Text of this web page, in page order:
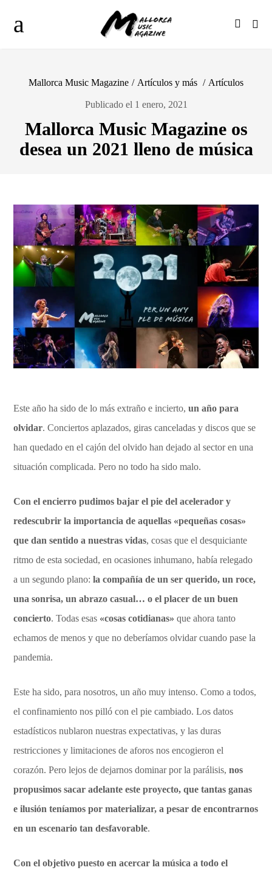
Mallorca Music Magazine / Artículos y más / Artículos
Publicado el 1 enero, 2021
Mallorca Music Magazine os
desea un 2021 lleno de música
Este año ha sido de lo más extraño e incierto, un año para
olvidar. Conciertos aplazados, giras canceladas y discos que se
han quedado en el cajón del olvido han dejado al sector en una
situación complicada. Pero no todo ha sido malo.
Con el encierro pudimos bajar el pie del acelerador y
redescubrir la importancia de aquellas «pequeñas cosas»
que dan sentido a nuestras vidas, cosas que el desquiciante
ritmo de esta sociedad, en ocasiones inhumano, había relegado
a un segundo plano: la compañía de un ser querido, un roce,
una sonrisa, un abrazo casual… o el placer de un buen
concierto. Todas esas «cosas cotidianas» que ahora tanto
echamos de menos y que no deberíamos olvidar cuando pase la
pandemia.
Este ha sido, para nosotros, un año muy intenso. Como a todos,
el confinamiento nos pilló con el pie cambiado. Los datos
estadísticos nublaron nuestras expectativas, y las duras
restricciones y limitaciones de aforos nos encogieron el
corazón. Pero lejos de dejarnos dominar por la parálisis,nos
propusimos sacar adelante este proyecto, que tantas ganas
e ilusión teníamos por materializar, a pesar de encontrarnos
en un escenario tan desfavorable.
Con el objetivo puesto en acercar la música a todo el